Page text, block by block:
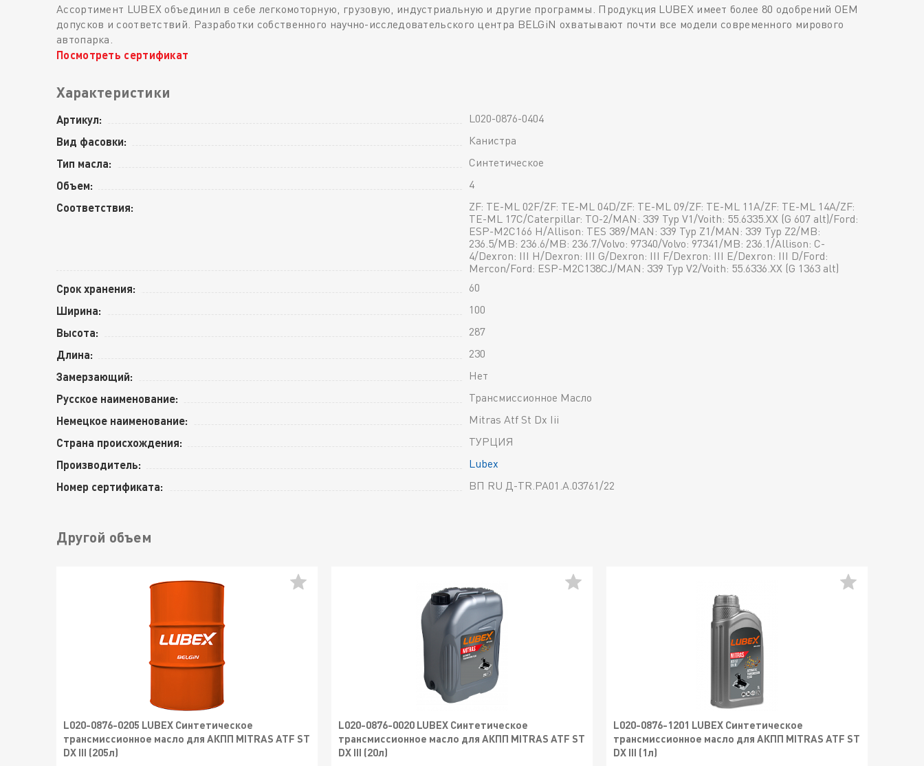
Ассортимент LUBEX объединил в себе легкомоторную, грузовую, индустриальную и другие программы. Продукция LUBEX имеет более 80 одобрений OEM
допусков и соответствий. Разработки собственного научно-исследовательского центра BELGiN охватывают почти все модели современного мирового
автопарка.
Посмотреть сертификат
Характеристики
Артикул: L020-0876-0404
Вид фасовки: Канистра
Тип масла: Синтетическое
Объем: 4
Соответствия:
ZF: TE-ML 02F/ZF: TE-ML 04D/ZF: TE-ML 09/ZF: TE-ML 11A/ZF: TE-ML 14A/ZF:
TE-ML 17C/Caterpillar: TO-2/MAN: 339 Typ V1/Voith: 55.6335.XX (G 607 alt)/Ford:
ESP-M2C166 H/Allison: TES 389/MAN: 339 Typ Z1/MAN: 339 Typ Z2/MB:
236.5/MB: 236.6/MB: 236.7/Volvo: 97340/Volvo: 97341/MB: 236.1/Allison: C-
4/Dexron: III H/Dexron: III G/Dexron: III F/Dexron: III E/Dexron: III D/Ford:
Mercon/Ford: ESP-M2C138CJ/MAN: 339 Typ V2/Voith: 55.6336.XX (G 1363 alt)
Срок хранения: 60
Ширина: 100
Высота: 287
Длина: 230
Замерзающий: Нет
Русское наименование: Трансмиссионное Масло
Немецкое наименование: Mitras Atf St Dx Iii
Страна происхождения: ТУРЦИЯ
Производитель: Lubex
Номер сертификата: ВП RU Д-TR.РА01.А.03761/22
Другой объем
L020-0876-0205 LUBEX Синтетическое
трансмиссионное масло для АКПП MITRAS ATF ST
DX III (205л)
L020-0876-0020 LUBEX Синтетическое
трансмиссионное масло для АКПП MITRAS ATF ST
DX III (20л)
L020-0876-1201 LUBEX Синтетическое
трансмиссионное масло для АКПП MITRAS ATF ST
DX III (1л)